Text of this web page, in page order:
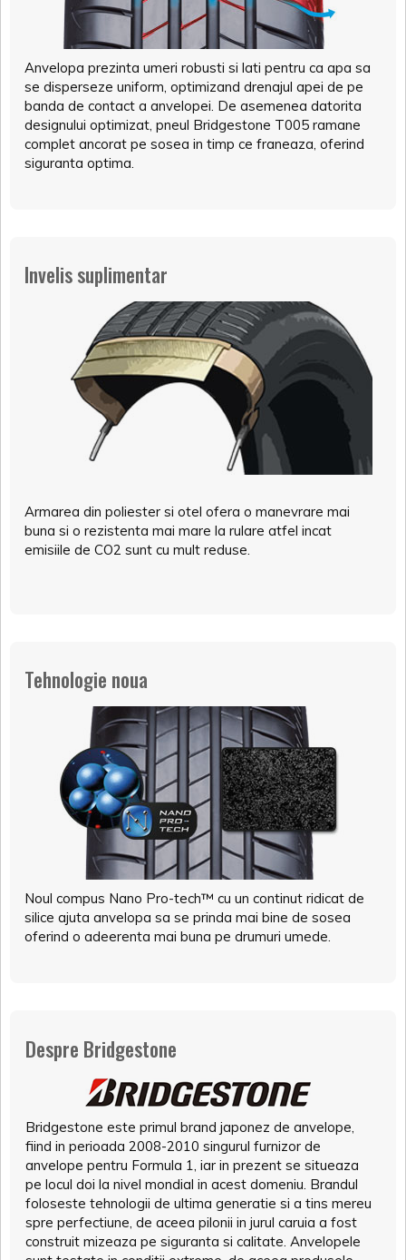
Anvelopa prezinta umeri robusti si lati pentru ca apa sa
se disperseze uniform, optimizand drenajul apei de pe
banda de contact a anvelopei. De asemenea datorita
designului optimizat, pneul Bridgestone T005 ramane
complet ancorat pe sosea in timp ce franeaza, oferind
siguranta optima.
Invelis suplimentar
Armarea din poliester si otel ofera o manevrare mai
buna si o rezistenta mai mare la rulare atfel incat
emisiile de CO2 sunt cu mult reduse.
Tehnologie noua
Noul compus Nano Pro-tech™ cu un continut ridicat de
silice ajuta anvelopa sa se prinda mai bine de sosea
oferind o adeerenta mai buna pe drumuri umede.
Despre Bridgestone
Bridgestone este primul brand japonez de anvelope,
fiind in perioada 2008-2010 singurul furnizor de
anvelope pentru Formula 1, iar in prezent se situeaza
pe locul doi la nivel mondial in acest domeniu. Brandul
foloseste tehnologii de ultima generatie si a tins mereu
spre perfectiune, de aceea pilonii in jurul caruia a fost
construit mizeaza pe siguranta si calitate. Anvelopele